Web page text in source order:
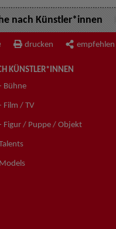
nach Künstler*innen
drucken empfehlen
KÜNSTLER*INNEN
Bühne
Film / TV
Figur / Puppe / Objekt